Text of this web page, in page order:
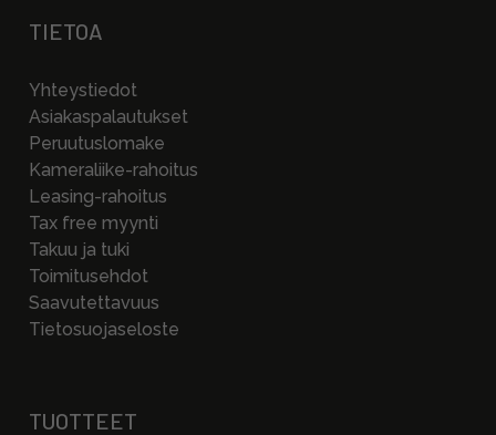
TIETOA
Yhteystiedot
Asiakaspalautukset
Peruutuslomake
Kameraliike-rahoitus
Leasing-rahoitus
Tax free myynti
Takuu ja tuki
Toimitusehdot
Saavutettavuus
Tietosuojaseloste
TUOTTEET